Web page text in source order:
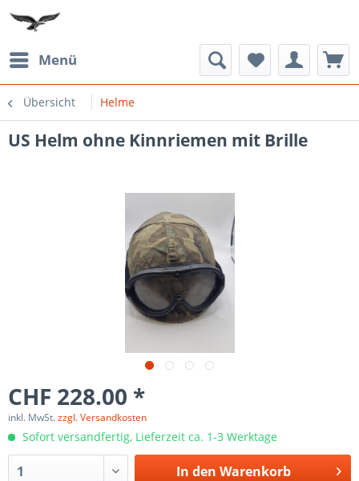
Menü
Übersicht Helme
US Helm ohne Kinnriemen mit Brille
CHF 228.00 *
inkl. MwSt.zzgl. Versandkosten
Sofort versandfertig, Lieferzeit ca. 1-3 Werktage
In den Warenkorb